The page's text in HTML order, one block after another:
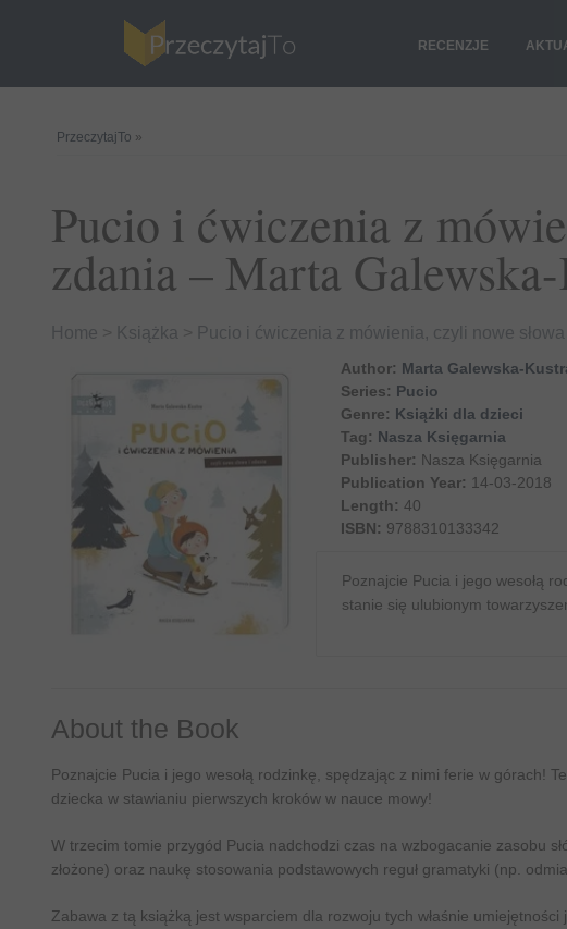
RECENZJE
PrzeczytajTo »
Pucio i ćwiczenia z
zdania – Marta
Home Książka Pucio i ćwiczenia z mówienia, czyli nowe
Author: Marta Galewska-
Series: Pucio
Genre: Książki dla dzieci
Tag: Nasza Księgarnia
Publisher: Nasza Księgarnia
Publication Year: 14-03-2018
Length: 40
ISBN: 9788310133342
Poznajcie Pucia i jego wesołą
stanie się ulubionym
About the Book
Poznajcie Pucia i jego wesołą rodzinkę, spędzając z nimi ferie w górach!
dziecka w stawianiu pierwszych kroków w nauce mowy!
W trzecim tomie przygód Pucia nadchodzi czas na wzbogacanie zasobu
złożone) oraz naukę stosowania podstawowych reguł gramatyki (np.
Zabawa z tą książką jest wsparciem dla rozwoju tych właśnie umiejętności